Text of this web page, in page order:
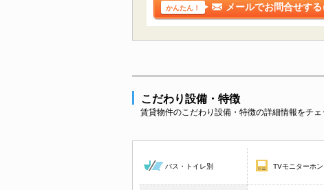
かんたん！ メールでお問合せする
こだわり設備・特徴
賃貸物件のこだわり設備・特徴の詳細情報をチェ
バス・トイレ別 TVモニターホン